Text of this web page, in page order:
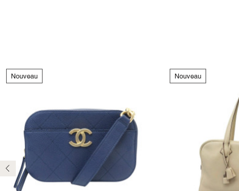
Précédent
Nouveau Nouveau